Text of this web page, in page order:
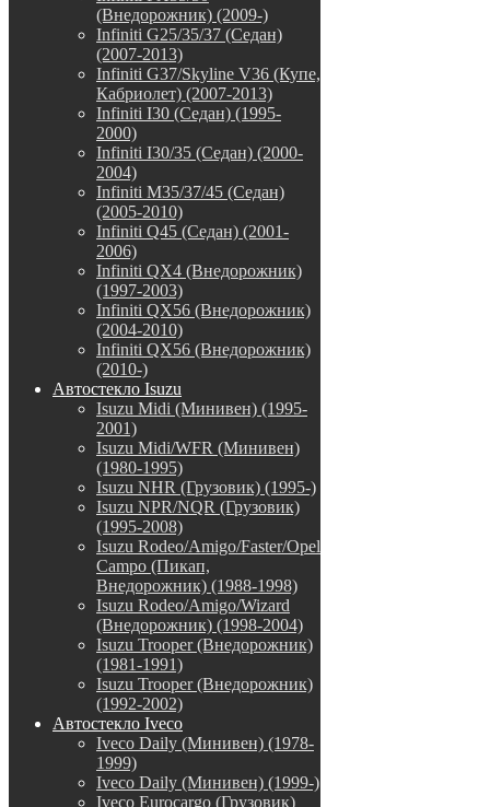
(Внедорожник) (2009-)
Infiniti G25/35/37 (Седан)
(2007-2013)
Infiniti G37/Skyline V36 (Купе,
Кабриолет) (2007-2013)
Infiniti I30 (Седан) (1995-
2000)
Infiniti I30/35 (Седан) (2000-
2004)
Infiniti M35/37/45 (Седан)
(2005-2010)
Infiniti Q45 (Седан) (2001-
2006)
Infiniti QX4 (Внедорожник)
(1997-2003)
Infiniti QX56 (Внедорожник)
(2004-2010)
Infiniti QX56 (Внедорожник)
(2010-)
Автостекло Isuzu
Isuzu Midi (Минивен) (1995-
2001)
Isuzu Midi/WFR (Минивен)
(1980-1995)
Isuzu NHR (Грузовик) (1995-)
Isuzu NPR/NQR (Грузовик)
(1995-2008)
Isuzu Rodeo/Amigo/Faster/Opel
Campo (Пикап,
Внедорожник) (1988-1998)
Isuzu Rodeo/Amigo/Wizard
(Внедорожник) (1998-2004)
Isuzu Trooper (Внедорожник)
(1981-1991)
Isuzu Trooper (Внедорожник)
(1992-2002)
Автостекло Iveco
Iveco Daily (Минивен) (1978-
1999)
Iveco Daily (Минивен) (1999-)
Iveco Eurocargo (Грузовик)